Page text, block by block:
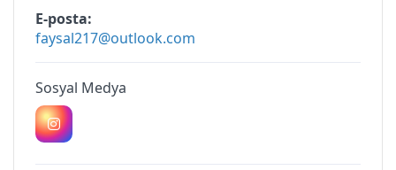
E-posta
faysal217@outlook.com
Sosyal Medya